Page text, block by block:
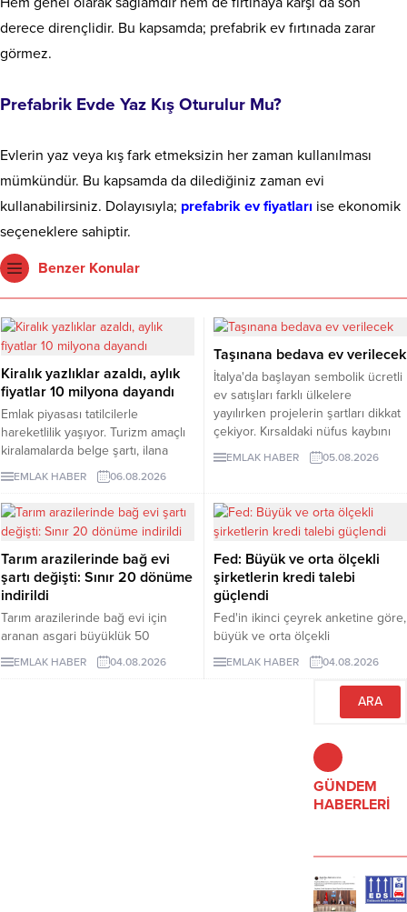
derece dirençlidir. Bu kapsamda; prefabrik ev fırtınada zarar
görmez.
Prefabrik Evde Yaz Kış Oturulur Mu?
Evlerin yaz veya kış fark etmeksizin her zaman kullanılması
mümkündür. Bu kapsamda da dilediğiniz zaman evi
kullanabilirsiniz. Dolayısıyla; prefabrik ev fiyatları ise ekonomik
seçeneklere sahiptir.
Benzer Konular
Kiralık yazlıklar azaldı, aylık
fiyatlar 10 milyona dayandı
Emlak piyasası tatilcilerle
hareketlilik yaşıyor. Turizm amaçlı
kiralamalarda belge şartı, ilana
çıkan günlük kiralık mülk sayısını 7
binin altına düşürürken, fiyatlar da
yukarı çıktı. Akdeniz ve Ege’de
yazlıkların günlük kirası 6 bin lira
ile 75 bin lira arasında değişti.
Lüks villaların aylık kira tutarları 10
milyon liraya kadar yükseldi.
Sektör...
EMLAK HABER 06.08.2026
Taşınana bedava ev verilecek
İtalya'da başlayan sembolik ücretli
ev satışları farklı ülkelere
yayılırken projelerin şartları dikkat
çekiyor. Kırsaldaki nüfus kaybını
önlemeyi amaçlayan
uygulamalarda evler ücretsiz veya
de alıcıların belli şartları
yerinegetirmesi gerekiyor.
EMLAK HABER 05.08.2026
Tarım arazilerinde bağ evi
şartı değişti: Sınır 20 dönüme
indirildi
Tarım arazilerinde bağ evi için
aranan asgari büyüklük 50
dönümden 20 dönüme indirildi.
Düzenleme, izinsiz bungalovları
EMLAK HABER 04.08.2026
Fed: Büyük ve orta ölçekli
şirketlerin kredi talebi
güçlendi
Fed'in ikinci çeyrek anketine göre,
büyük ve orta ölçekli
işletmelerden gelen ticari kredi
talebi güçlenirken, işletmelere
yönelik kredi standartları genel
EMLAK HABER 04.08.2026
GÜNDEM
HABERLERİ